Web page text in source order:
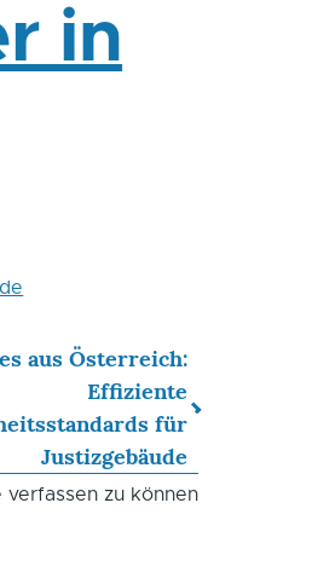
in
aus Österreich:
Effiziente
für
Justizgebäude
verfassen zu können